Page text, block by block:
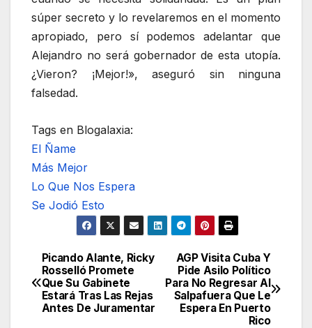
súper secreto y lo revelaremos en el momento
apropiado, pero sí podemos adelantar que
Alejandro no será gobernador de esta utopía.
¿Vieron? ¡Mejor!», aseguró sin ninguna
falsedad.
Tags en Blogalaxia:
El Ñame
Más Mejor
Lo Que Nos Espera
Se Jodió Esto
Navegación
de
AGP Visita Cuba Y
Pide Asilo Político
Para No Regresar Al
Salpafuera Que Le
Espera En Puerto
Rico
Picando Alante, Ricky
Rosselló Promete
Que Su Gabinete
Estará Tras Las Rejas
Antes De Juramentar